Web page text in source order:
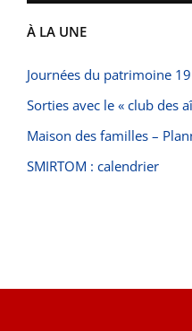
À LA UNE
Journées du patrimoine
Sorties avec le « club des
Maison des familles –
SMIRTOM : calendrier